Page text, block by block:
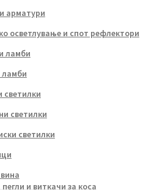
арматури
осветлување и спот рефлектори
ламби
светилки
светилки
светилки
и виткачи за коса